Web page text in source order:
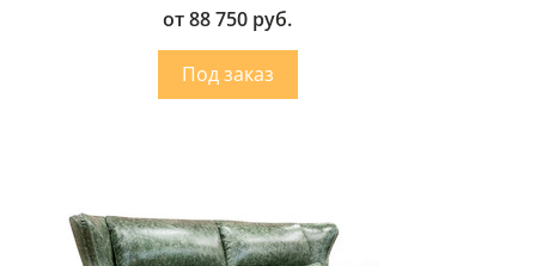
от 88 750 руб.